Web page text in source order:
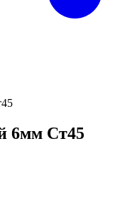
6мм Ст45